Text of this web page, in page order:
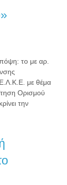
το με αρ.
Ε.Λ.Κ.Ε. με θέμα
Ορισμού
την